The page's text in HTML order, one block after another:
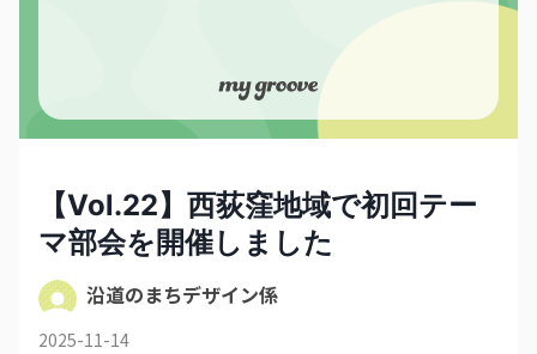
【Vol.22】西荻窪地域で初回テー
マ部会を開催しました
沿道のまちデザイン係
2025-11-14